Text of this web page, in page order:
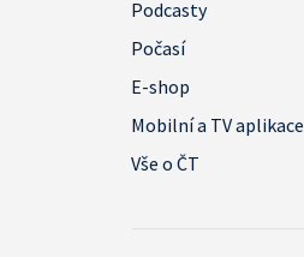
Podcasty
Počasí
E-shop
Mobilní a TV aplikace
Vše o ČT